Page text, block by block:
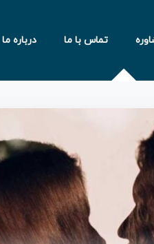
تماس با ما درباره ما